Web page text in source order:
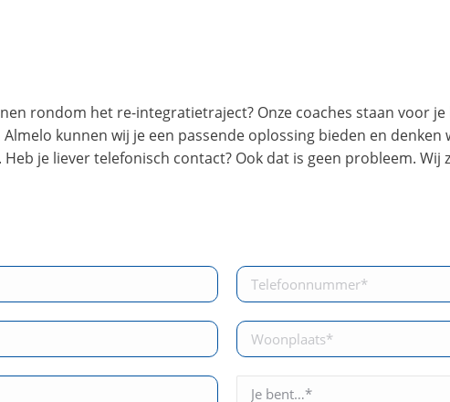
rondom het re-integratietraject? Onze coaches staan voor
kunnen wij je een passende oplossing bieden en denken
. Heb je liever telefonisch contact? Ook dat is geen probleem. Wij